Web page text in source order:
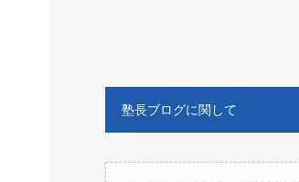
塾長ブログに関して